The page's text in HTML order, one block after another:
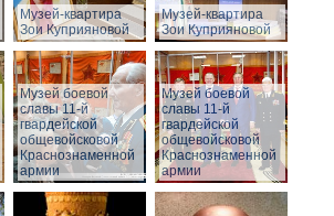
Музей-квартира
Зои Куприяновой
Музей-квартира
Зои Куприяновой
Музей боевой
славы 11-й
гвардейской
общевойсковой
Краснознаменной
армии
Музей боевой
славы 11-й
гвардейской
общевойсковой
Краснознаменной
армии